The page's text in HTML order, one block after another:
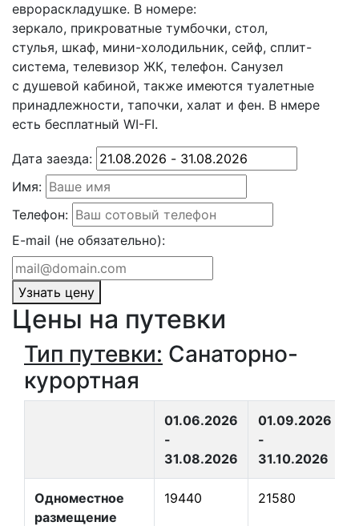
еврораскладушке. В номере:
зеркало, прикроватные тумбочки, стол,
стулья, шкаф, мини-холодильник, сейф, сплит-
система, телевизор ЖК, телефон. Санузел
с душевой кабиной, также имеются туалетные
принадлежности, тапочки, халат и фен. В нмере
есть бесплатный WI-FI.
Дата заезда:
Имя:
Телефон:
E-mail (не обязательно):
Узнать цену
Цены на путевки
Тип путевки: Санаторно-
курортная
01.06.2026
-
31.08.2026
01.09.2026
-
31.10.2026
Одноместное
размещение
19440 21580